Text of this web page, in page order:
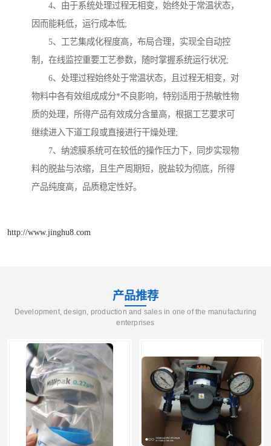
4、由于系统处理过程无相变，始终处于常温状态，
因而能耗低，运行成本低;
5、工艺集成化程度高，布局合理，实现全自动控
制，在线监控重要工艺参数，随时掌握系统运行状况;
6、处理过程始终处于常温状态，且过程无相变，对
物料中各有效组成成分*不良影响，特别适用于热敏性物
质的处理，所得产品有效成分含量高，根据工艺要求可
继续进入下道工段或直接进行干燥处理;
7、纳滤膜系统可在较低的操作压力下，同步实现物
料的脱盐与浓缩，且生产周期短，脱盐较为彻底，所得
产品纯度高，品质稳定性好。
http://www.jinghu8.com
产品推荐
Development, design, production and sales in one of the manufacturing
enterprises